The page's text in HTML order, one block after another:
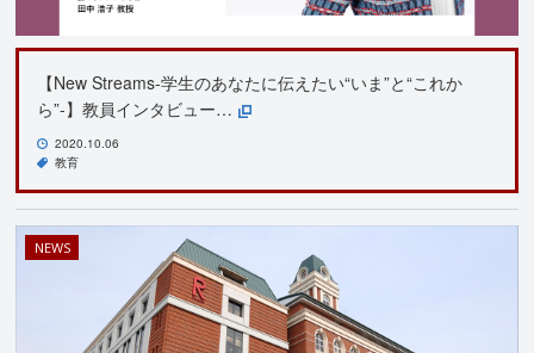
【New Streams-学生のあなたに伝えたい“いま”と“これか
ら”-】教員インタビュー…
2020.10.06
教育
NEWS